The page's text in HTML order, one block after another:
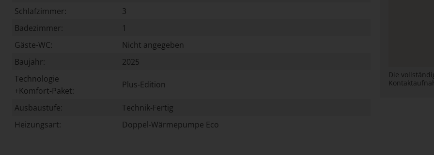
Schlafzimmer:
3
Badezimmer:
1
Gäste-WC:
Nicht angegeben
Baujahr:
2025
Technologie
+Komfort-Paket:
Plus-Edition
Ausbaustufe:
Technik-Fertig
Heizungsart:
Doppel-Wärmepumpe Eco
Die